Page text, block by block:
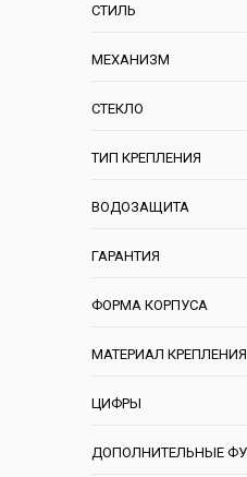
СТИЛЬ
МЕХАНИЗМ
СТЕКЛО
ТИП КРЕПЛЕНИЯ
ВОДОЗАЩИТА
ГАРАНТИЯ
ФОРМА КОРПУСА
МАТЕРИАЛ КРЕПЛЕНИЯ
ЦИФРЫ
ДОПОЛНИТЕЛЬНЫЕ